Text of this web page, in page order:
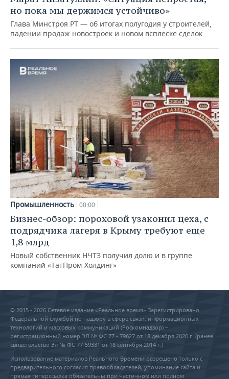
но пока мы держимся устойчиво»
Глава Минстроя РТ — об итогах полугодия у строителей,
падении продаж новостроек и новом всплеске сделок
Промышленность 00:00
Бизнес-обзор: пороховой узаконил цеха, с
подрядчика лагеря в Крыму требуют еще
1,8 млрд
Новый собственник НЧТЗ получил долю и в группе
компаний «ТатПром-Холдинг»
© 2015 - 2026 Сетевое издание «Реальное время» Зарегистрировано
Федеральной службой по надзору в сфере связи, информационных
технологий и массовых коммуникаций (Роскомнадзор) –
регистрационный номер ЭЛ № ФС 77 - 79627 от 18 декабря 2020 г. (ранее
свидетельство Эл № ФС 77-59331 от 18 сентября 2014 г.)
Использование материалов Реального Времени разрешено только с
предварительного согласия правообладателей, упоминание сайта и
прямая гиперссылка обязательны при частичном или полном